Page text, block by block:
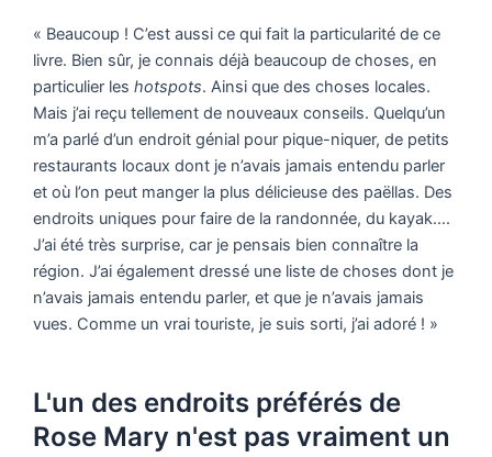
« Beaucoup ! C’est aussi ce qui fait la particularité de ce
livre. Bien sûr, je connais déjà beaucoup de choses, en
particulier les hotspots. Ainsi que des choses locales.
Mais j’ai reçu tellement de nouveaux conseils. Quelqu’un
m’a parlé d’un endroit génial pour pique-niquer, de petits
restaurants locaux dont je n’avais jamais entendu parler
et où l’on peut manger la plus délicieuse des paëllas. Des
endroits uniques pour faire de la randonnée, du kayak….
J’ai été très surprise, car je pensais bien connaître la
région. J’ai également dressé une liste de choses dont je
n’avais jamais entendu parler, et que je n’avais jamais
vues. Comme un vrai touriste, je suis sorti, j’ai adoré ! »
L'un des endroits préférés de
Rose Mary n'est pas vraiment un